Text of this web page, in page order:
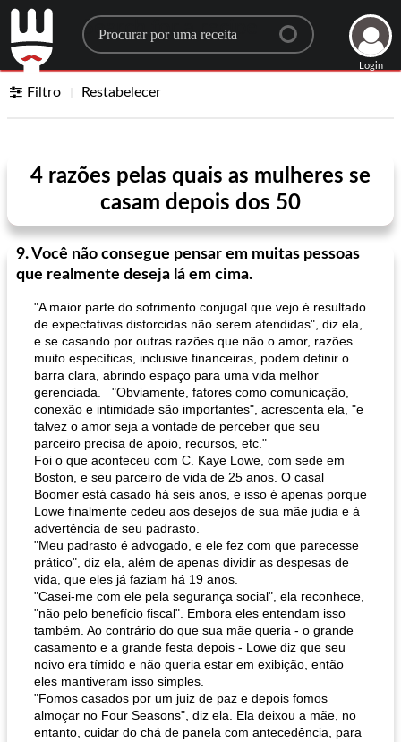
Search for a recipe
Login
Filtro Restabelecer
4 razões pelas quais as mulheres se
casam depois dos 50
9. Você não consegue pensar em muitas pessoas
que realmente deseja lá em cima.
"A maior parte do sofrimento conjugal que vejo é resultado
de expectativas distorcidas não serem atendidas", diz ela,
e se casando por outras razões que não o amor, razões
muito específicas, inclusive financeiras, podem definir o
barra clara, abrindo espaço para uma vida melhor
gerenciada. "Obviamente, fatores como comunicação,
conexão e intimidade são importantes", acrescenta ela, "e
talvez o amor seja a vontade de perceber que seu
parceiro precisa de apoio, recursos, etc."
Foi o que aconteceu com C. Kaye Lowe, com sede em
Boston, e seu parceiro de vida de 25 anos. O casal
Boomer está casado há seis anos, e isso é apenas porque
Lowe finalmente cedeu aos desejos de sua mãe judia e à
advertência de seu padrasto.
"Meu padrasto é advogado, e ele fez com que parecesse
prático", diz ela, além de apenas dividir as despesas de
vida, que eles já faziam há 19 anos.
"Casei-me com ele pela segurança social", ela reconhece,
"não pelo benefício fiscal". Embora eles entendam isso
também. Ao contrário do que sua mãe queria - o grande
casamento e a grande festa depois - Lowe diz que seu
noivo era tímido e não queria estar em exibição, então
eles mantiveram isso simples.
"Fomos casados ​​por um juiz de paz e depois fomos
almoçar no Four Seasons", diz ela. Ela deixou a mãe, no
entanto, cuidar do chá de panela com antecedência, para